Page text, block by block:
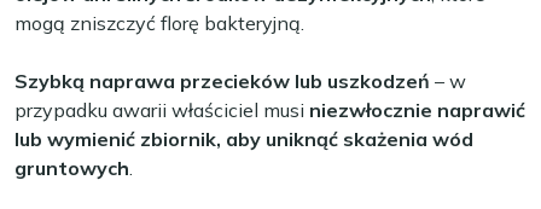
mogą zniszczyć florę bakteryjną.
Szybką naprawa przecieków lub uszkodzeń – w
przypadku awarii właściciel musi niezwłocznie naprawić
lub wymienić zbiornik, aby uniknąć skażenia wód
gruntowych.